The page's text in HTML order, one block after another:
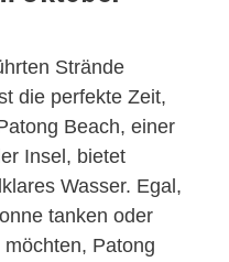
Strände
die perfekte Zeit,
Beach, einer
Insel, bietet
Wasser. Egal,
tanken oder
Patong